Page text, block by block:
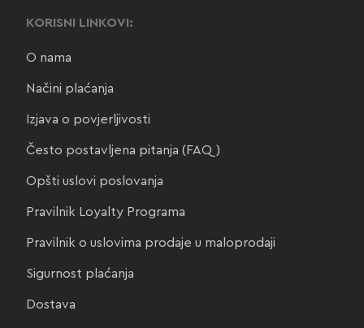
KORISNI LINKOVI:
O nama
Načini plaćanja
Izjava o povjerljivosti
Često postavljena pitanja (FAQ)
Opšti uslovi poslovanja
Pravilnik Loyalty Programa
Pravilnik o uslovima prodaje u maloprodaji
Sigurnost plaćanja
Dostava